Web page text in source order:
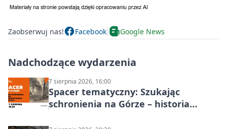
Zaobserwuj nas! Facebook Google News
Nadchodzące wydarzenia
7 sierpnia 2026, 16:00
Spacer tematyczny: Szukając
schronienia na Górze – historia